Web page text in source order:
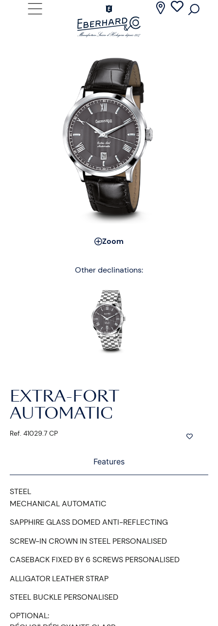
Zoom
Other declinations:
EXTRA-FORT
AUTOMATIC
Ref. 41029.7 CP
Features
STEEL
MECHANICAL AUTOMATIC
SAPPHIRE GLASS DOMED ANTI-REFLECTING
SCREW-IN CROWN IN STEEL PERSONALISED
CASEBACK FIXED BY 6 SCREWS PERSONALISED
ALLIGATOR LEATHER STRAP
STEEL BUCKLE PERSONALISED
OPTIONAL: